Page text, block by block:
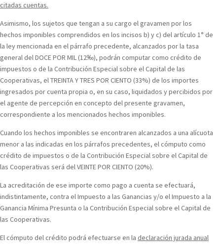
citadas cuentas.
Asimismo, los sujetos que tengan a su cargo el gravamen por los
hechos imponibles comprendidos en los incisos b) y c) del artículo 1° de
la ley mencionada en el párrafo precedente, alcanzados por la tasa
general del DOCE POR MIL (12‰), podrán computar como crédito de
impuestos o de la Contribución Especial sobre el Capital de las
Cooperativas, el TREINTA Y TRES POR CIENTO (33%) de los importes
ingresados por cuenta propia o, en su caso, liquidados y percibidos por
el agente de percepción en concepto del presente gravamen,
correspondiente a los mencionados hechos imponibles.
Cuando los hechos imponibles se encontraren alcanzados a una alícuota
menor a las indicadas en los párrafos precedentes, el cómputo como
crédito de impuestos o de la Contribución Especial sobre el Capital de
las Cooperativas será del VEINTE POR CIENTO (20%).
La acreditación de ese importe como pago a cuenta se efectuará,
indistintamente, contra el Impuesto a las Ganancias y/o el Impuesto a la
Ganancia Mínima Presunta o la Contribución Especial sobre el Capital de
las Cooperativas.
El cómputo del crédito podrá efectuarse en la declaración jurada anual